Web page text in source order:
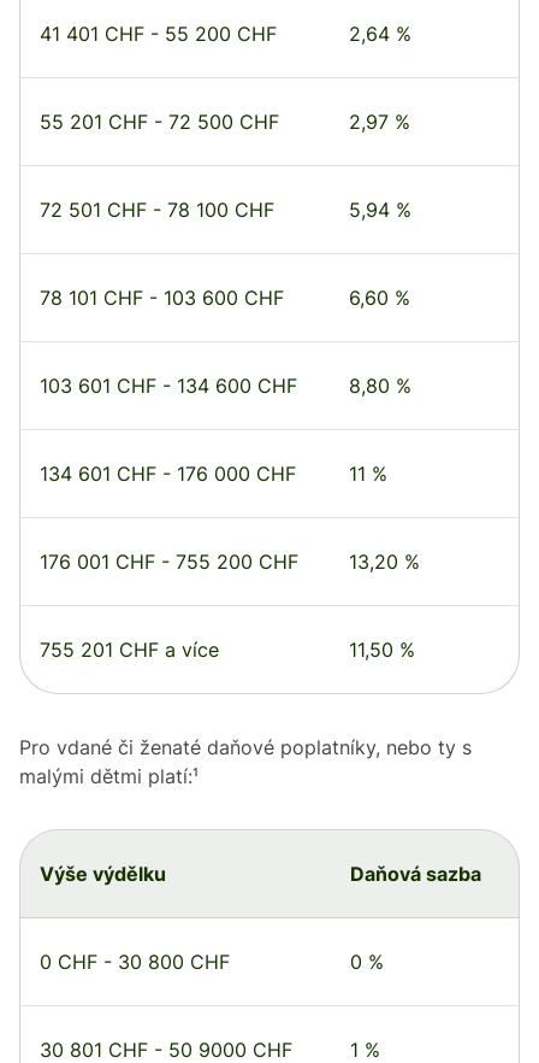
41 401 CHF - 55 200 CHF 2,64 %
55 201 CHF - 72 500 CHF 2,97 %
72 501 CHF - 78 100 CHF 5,94 %
78 101 CHF - 103 600 CHF 6,60 %
103 601 CHF - 134 600 CHF 8,80 %
134 601 CHF - 176 000 CHF 11 %
176 001 CHF - 755 200 CHF 13,20 %
755 201 CHF a více 11,50 %
Pro vdané či ženaté daňové poplatníky, nebo ty s
malými dětmi platí:¹
Výše výdělku Daňová sazba
0 CHF - 30 800 CHF 0 %
30 801 CHF - 50 9000 CHF 1 %